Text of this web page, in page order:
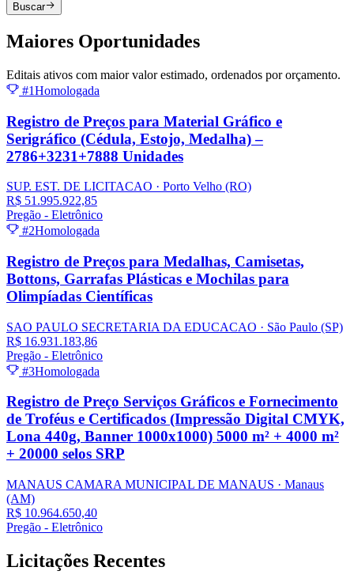
Buscar
Maiores Oportunidades
Editais ativos com maior valor estimado, ordenados por orçamento.
#1Homologada
Registro de Preços para Material Gráfico e
Serigráfico (Cédula, Estojo, Medalha) –
2786+3231+7888 Unidades
SUP. EST. DE LICITACAO · Porto Velho (RO)
R$ 51.995.922,85
Pregão - Eletrônico
#2Homologada
Registro de Preços para Medalhas, Camisetas,
Bottons, Garrafas Plásticas e Mochilas para
Olimpíadas Científicas
SAO PAULO SECRETARIA DA EDUCACAO · São Paulo (SP)
R$ 16.931.183,86
Pregão - Eletrônico
#3Homologada
Registro de Preço Serviços Gráficos e Fornecimento
de Troféus e Certificados (Impressão Digital CMYK,
Lona 440g, Banner 1000x1000) 5000 m² + 4000 m²
+ 20000 selos SRP
MANAUS CAMARA MUNICIPAL DE MANAUS · Manaus
(AM)
R$ 10.964.650,40
Pregão - Eletrônico
Licitações Recentes